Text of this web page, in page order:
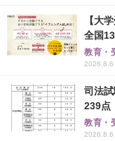
【大
全国
教育・
司法
239点
教育・